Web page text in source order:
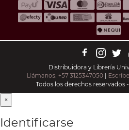
Distribuidora y Librería
Llámanos: +57 3125347050
Todos los derechos reservados
×
Identificarse